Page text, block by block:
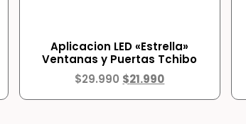
Aplicacion LED «Estrella»
Ventanas y Puertas Tchibo
$29.990 $21.990